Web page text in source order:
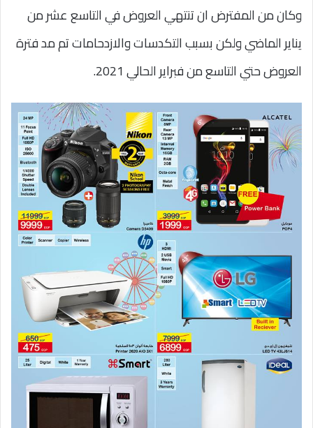
وكان من المفترض ان تنتهي العروض في التاسع عشر من
يناير الماضي ولكن بسبب التكدسات والازدحامات تم مد فترة
العروض حتي التاسع من فبراير الحالي 2021.